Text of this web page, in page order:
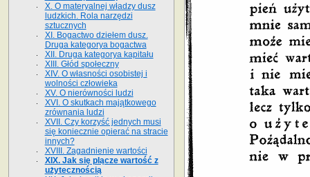
X. O materyalnej władzy dusz
ludzkich. Rola narzędzi
sztucznych
XI. Bogactwo dziełem dusz.
Druga kategorya bogactwa
XII. Druga kategorya kapitału
XIII. Głód społeczny
XIV. O własności osobistej i
wolności człowieka
XV. O nierówności ludzi
XVI. O skutkach majątkowego
zrównania ludzi
XVII. Czy korzyść jednych musi
się koniecznie opierać na stracie
innych?
XVIII. Zagadnienie wartości
XIX. Jak się plącze wartość z
użytecznością